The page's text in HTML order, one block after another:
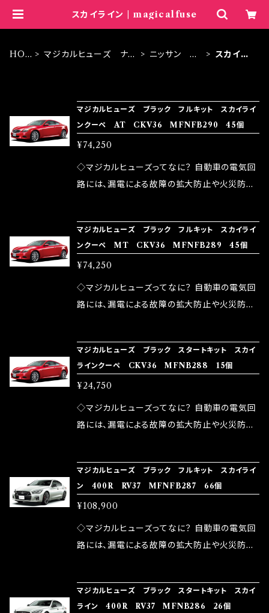
スカイライン | magicalfuse
HO
マジカルヒューズ ナノ
ニッサン ブ
スカイラ
マジカルヒューズ ブラック フルキット スカイライ
ンクーペ AT CKV36 MFNFB290 45個
¥74,250
◇マジカルヒューズってなに？ 自動車の電気回
路には、漏電による故障の拡大防止や火災防止
路として、各回路への電力供給を行っています。
しかし、ヒューズには拭い去れない欠点があり
ます。 1.溶接回路であるため、配線と比較し抵抗
が大きい。 2.金属部分が露出している為、空気
中に漏電してしまう。 3.金属プレートが接触する
ズが、マジカルヒューズになります。 ◇マジカル
ヒューズの効果 マジカルヒューズは放電防止効
果・接触抵抗低減効果により、このような効果を
発揮します。 ・アクセルレスポンスの向上 ・アイ
ドリング安定化（静粛性UP） ・ターボ車のターボ
など、これらの効果は、タウンユースだけでなく、
モータースポーツシーンでの実証実験の上、 製
品化を果たしております。
マジカルヒューズ ブラック フルキット スカイライ
ンクーペ MT CKV36 MFNFB289 45個
¥74,250
◇マジカルヒューズってなに？ 自動車の電気回
路には、漏電による故障の拡大防止や火災防止
路として、各回路への電力供給を行っています。
しかし、ヒューズには拭い去れない欠点があり
ます。 1.溶接回路であるため、配線と比較し抵抗
が大きい。 2.金属部分が露出している為、空気
中に漏電してしまう。 3.金属プレートが接触する
ズが、マジカルヒューズになります。 ◇マジカル
ヒューズの効果 マジカルヒューズは放電防止効
果・接触抵抗低減効果により、このような効果を
発揮します。 ・アクセルレスポンスの向上 ・アイ
ドリング安定化（静粛性UP） ・ターボ車のターボ
など、これらの効果は、タウンユースだけでなく、
モータースポーツシーンでの実証実験の上、 製
マジカルヒューズ ブラック スタートキット スカイ
ラインクーペ CKV36 MFNB288 15個
¥24,750
◇マジカルヒューズってなに？ 自動車の電気回
路には、漏電による故障の拡大防止や火災防止
路として、各回路への電力供給を行っています。
しかし、ヒューズには拭い去れない欠点があり
ます。 1.溶接回路であるため、配線と比較し抵抗
が大きい。 2.金属部分が露出している為、空気
中に漏電してしまう。 3.金属プレートが接触する
ズが、マジカルヒューズになります。 ◇マジカル
ヒューズの効果 マジカルヒューズは放電防止効
マジカルヒューズ ブラック フルキット スカイライ
ン 400R RV37 MFNFB287 66個
¥108,900
◇マジカルヒューズってなに？ 自動車の電気回
路には、漏電による故障の拡大防止や火災防止
路として、各回路への電力供給を行っています。
マジカルヒューズ ブラック スタートキット スカイ
ライン 400R RV37 MFNB286 26個